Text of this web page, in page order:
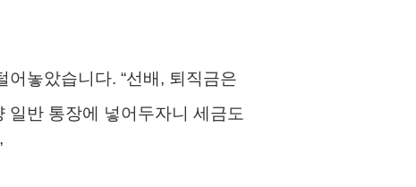
놓았습니다. “선배, 퇴직금은
일반 통장에 넣어두자니 세금도